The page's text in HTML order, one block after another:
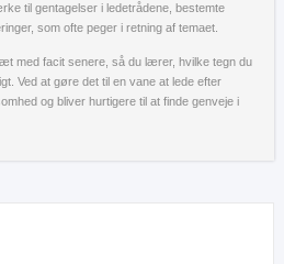
til gentagelser i ledetrådene, bestemte
som ofte peger i retning af temaet.
med facit senere, så du lærer, hvilke tegn du
Ved at gøre det til en vane at lede efter
og bliver hurtigere til at finde genveje i